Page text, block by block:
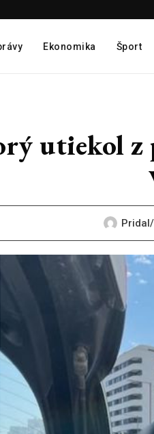
Ekonomika Šport
utiekol z